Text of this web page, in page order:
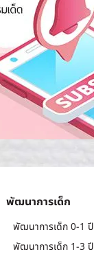
พัฒนาการเด็ก
พัฒนาการเด็ก 0-1 ปี
พัฒนาการเด็ก 1-3 ปี